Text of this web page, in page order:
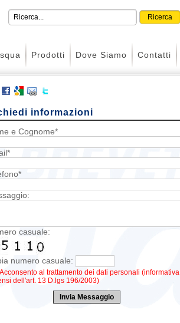
Prodotti Dove Siamo Contatti
informazioni
e Cognome*
casuale:
numero casuale:
Acconsento al trattamento dei dati personali (informativa
dell'art. 13 D.lgs 196/2003)